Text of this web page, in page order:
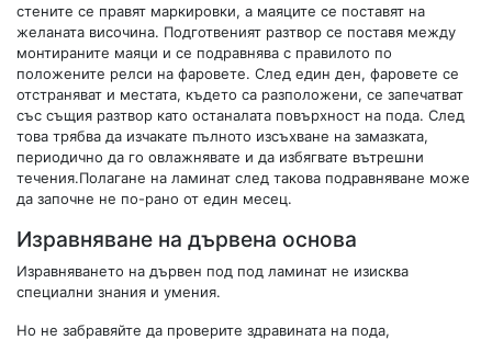
стените се правят маркировки, а маяците се поставят на
желаната височина. Подготвеният разтвор се поставя между
монтираните маяци и се подравнява с правилото по
положените релси на фаровете. След един ден, фаровете се
отстраняват и местата, където са разположени, се запечатват
със същия разтвор като останалата повърхност на пода. След
това трябва да изчакате пълното изсъхване на замазката,
периодично да го овлажнявате и да избягвате вътрешни
течения.Полагане на ламинат след такова подравняване може
да започне не по-рано от един месец.
Изравняване на дървена основа
Изравняването на дървен под под ламинат не изисква
специални знания и умения.
Но не забравяйте да проверите здравината на пода,